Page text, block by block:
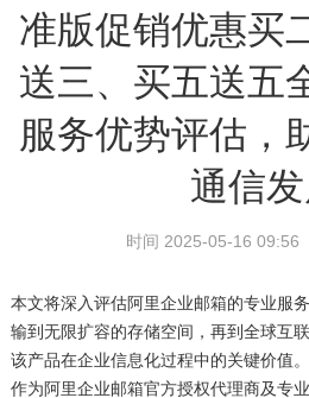
准版促销优惠买
送三、买五送五
服务优势评估，
通信
时间 2025-05-16 09:56
本文将深入评估阿里企业邮箱的专业服
输到无限扩容的存储空间，再到全球互
该产品在企业信息化过程中的关键价值
作为阿里企业邮箱官方授权代理商及专